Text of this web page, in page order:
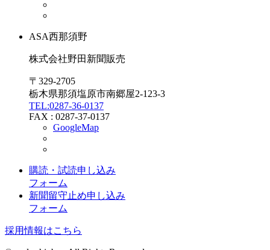
ASA西那須野
株式会社野田新聞販売
〒329-2705
栃木県那須塩原市南郷屋2-123-3
TEL:0287-36-0137
FAX : 0287-37-0137
GoogleMap
購読・試読申し込み
フォーム
新聞留守止め申し込み
フォーム
採用情報はこちら